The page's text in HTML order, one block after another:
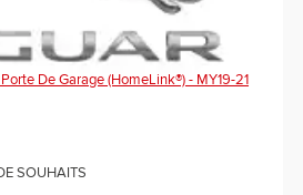
De Garage (HomeLink®) - MY19-21
SOUHAITS